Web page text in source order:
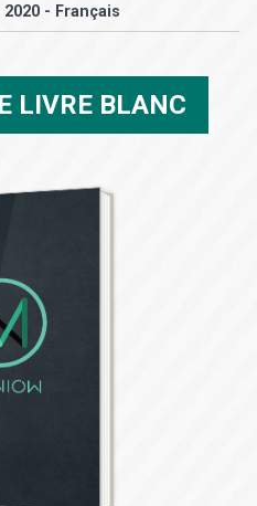
2020 - Français
LIVRE BLANC